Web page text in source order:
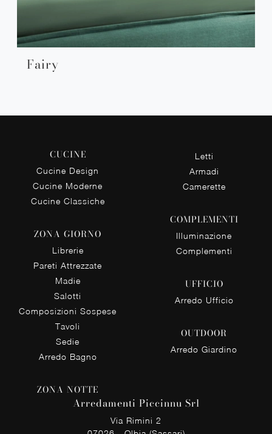
Fairy
CUCINE
Cucine Design
Cucine Moderne
Cucine Classiche
ZONA GIORNO
Librerie
Pareti Attrezzate
Madie
Salotti
Composizioni Sospese
Tavoli
Sedie
Arredo Bagno
ZONA NOTTE
Letti
Armadi
Camerette
COMPLEMENTI
Illuminazione
Complementi
UFFICIO
Arredo Ufficio
OUTDOOR
Arredo Giardino
Arredamenti Piccinnu Srl
Via Rimini 2